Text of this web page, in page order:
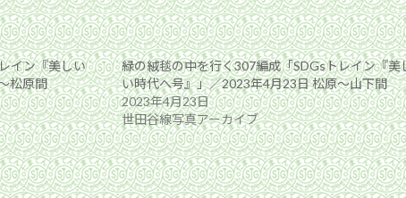
イン『美しい
松原間
緑の絨毯の中を行く307編成「SDGsトレイン『美
い時代へ号』」／2023年4月23日 松原〜山下間
2023年4月23日
世田谷線写真アーカイブ